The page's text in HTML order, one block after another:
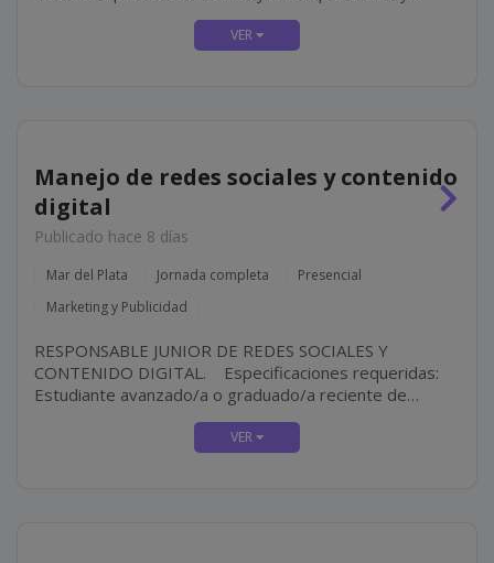
Manejo de redes sociales y contenido
digital
Publicado hace 8 días
Mar del Plata Jornada completa
Presencial
Marketing y Publicidad
RESPONSABLE JUNIOR DE REDES SOCIALES Y
CONTENIDO DIGITAL. Especificaciones requeridas:
Estudiante avanzado/a o graduado/a reciente de
carreras afines a Comunicación, Diseño, Marketing o